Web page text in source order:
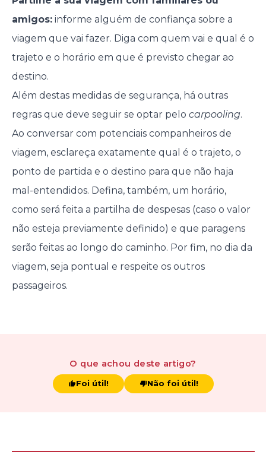
amigos:informe alguém de confiança sobre a
viagem que vai fazer. Diga com quem vai e qual é o
trajeto e o horário em que é previsto chegar ao
destino.
Além destas medidas de segurança, há outras
regras que deve seguir se optar pelo carpooling.
Ao conversar com potenciais companheiros de
viagem, esclareça exatamente qual é o trajeto, o
ponto de partida e o destino para que não haja
mal-entendidos. Defina, também, um horário,
como será feita a partilha de despesas (caso o valor
não esteja previamente definido) e que paragens
serão feitas ao longo do caminho. Por fim, no dia da
viagem, seja pontual e respeite os outros
passageiros.
O que achou deste artigo?
Foi útil! Não foi útil!